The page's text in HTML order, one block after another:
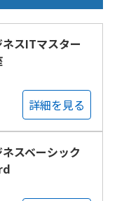
ネスITマスター
詳細を見る
ネスベーシック